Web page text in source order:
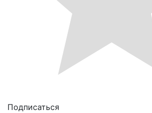
Подписаться